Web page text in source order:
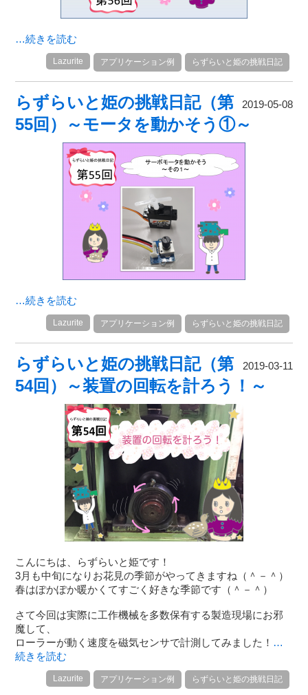
…続きを読む
らずらいと姫の挑戦日記
アプリケーション例
Lazurite
2019-05-08
らずらいと姫の挑戦日記（第
55回）～モータを動かそう①～
…続きを読む
らずらいと姫の挑戦日記
アプリケーション例
Lazurite
2019-03-11
らずらいと姫の挑戦日記（第
54回）～装置の回転を計ろう！～
こんにちは、らずらいと姫です！
3月も中旬になりお花見の季節がやってきますね（＾－＾）
春はぽかぽか暖かくてすごく好きな季節です（＾－＾）
さて今回は実際に工作機械を多数保有する製造現場にお邪
魔して、
ローラーが動く速度を磁気センサで計測してみました！ …
続きを読む
らずらいと姫の挑戦日記
アプリケーション例
Lazurite